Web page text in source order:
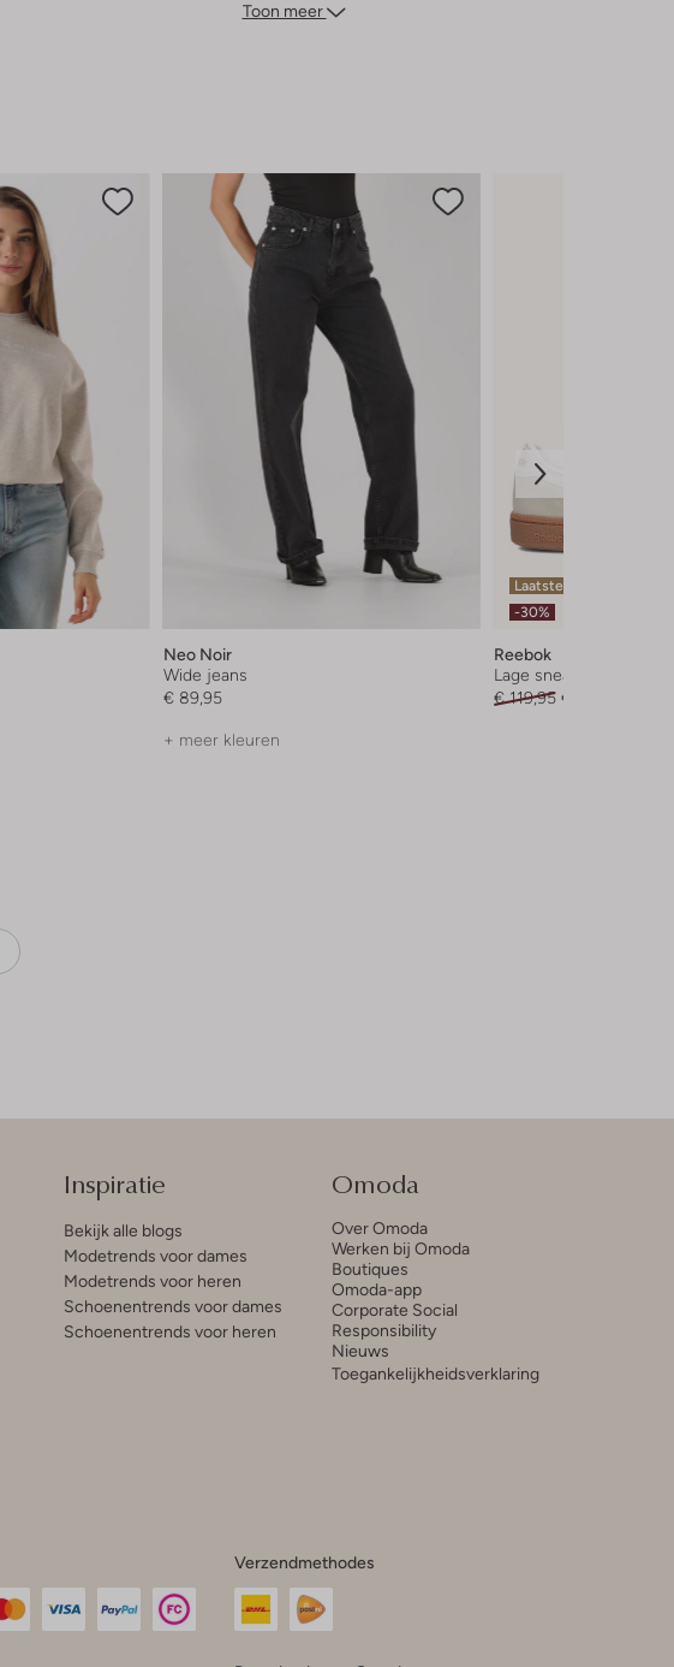
kleur maakt het eenvoudig te mixen en
Toon meer
Neo Noir
Wide jeans
€ 89,95
+ meer kleuren
Laatste items
-30%
Reebok
Lage sneakers
€ 119,95 € 83,99
Inspiratie
Bekijk alle blogs
Modetrends voor dames
Modetrends voor heren
Schoenentrends voor dames
Schoenentrends voor heren
Omoda
Over Omoda
Werken bij Omoda
Boutiques
Omoda-app
Corporate Social
Responsibility
Nieuws
Toegankelijkheidsverklaring
Verzendmethodes